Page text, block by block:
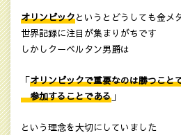
オリンピックというとどうしても金メ
世界記録に注目が集まりがちです
しかしクーベルタン男爵は
「オリンピックで重要なのは勝つこと
参加することである 」
という理念を大切にしていました